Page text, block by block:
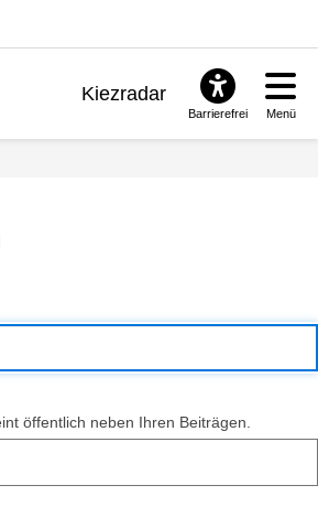
Kiezradar
Barrierefrei Menü
öffentlich neben Ihren Beiträgen.